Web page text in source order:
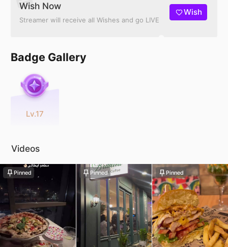
Wish Now
Streamer will receive all Wishes and go LIVE
Wish
Badge Gallery
Lv.17
Videos
Pinned Pinned Pinned